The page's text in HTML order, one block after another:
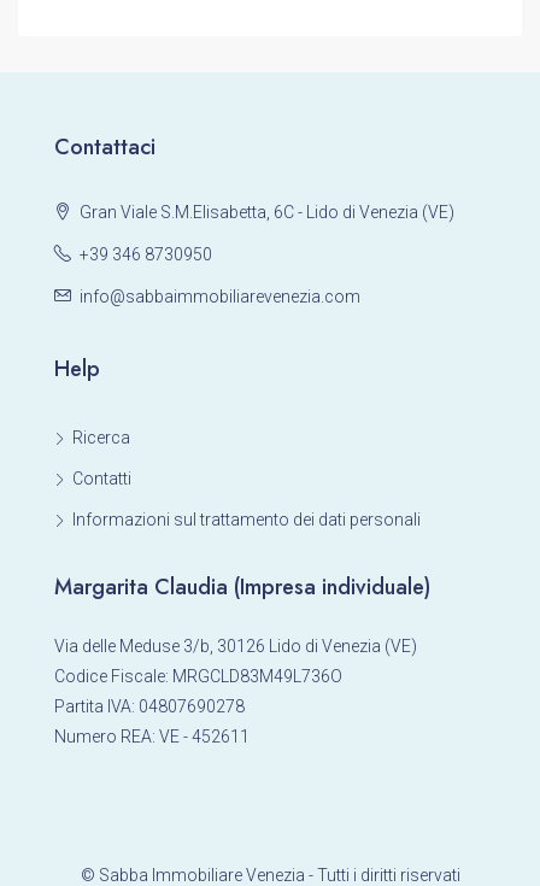
Contattaci
Gran Viale S.M.Elisabetta, 6C - Lido di Venezia (VE)
+39 346 8730950
info@sabbaimmobiliarevenezia.com
Help
Ricerca
Contatti
Informazioni sul trattamento dei dati personali
Margarita Claudia (Impresa individuale)
Via delle Meduse 3/b, 30126 Lido di Venezia (VE)
Codice Fiscale: MRGCLD83M49L736O
Partita IVA: 04807690278
Numero REA: VE - 452611
© Sabba Immobiliare Venezia - Tutti i diritti riservati